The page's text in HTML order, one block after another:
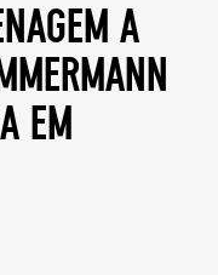
a
em